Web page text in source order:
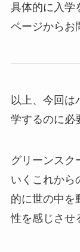
具体的に入学
ページからお
以上、今回は
学するのに必
グリーンスク
いくこれから
的に世の中を
性を感じさせ